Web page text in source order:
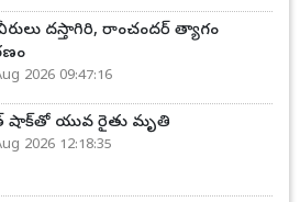
దస్తాగిరి, రాంచందర్ త్యాగం
2026 09:47:16
షాక్‌తో యువ రైతు మృతి
2026 12:18:35